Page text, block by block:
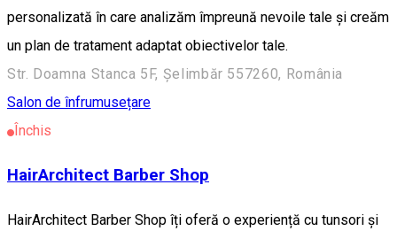
personalizată în care analizăm împreună nevoile tale și creăm
un plan de tratament adaptat obiectivelor tale.
Str. Doamna Stanca 5F, Șelimbăr 557260, România
Salon de înfrumusețare
Închis
HairArchitect Barber Shop
HairArchitect Barber Shop îți oferă o experiență cu tunsori și